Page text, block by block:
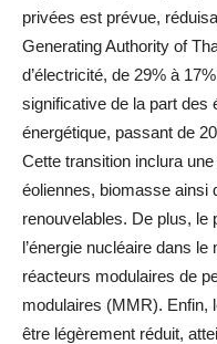
privées est prévue,
Generating Authority of
d’électricité, de 29% à
significative de la part des
énergétique, passant de
Cette transition inclura
éoliennes, biomasse ainsi
renouvelables. De plus, le
l’énergie nucléaire dans
réacteurs modulaires de
modulaires (MMR). Enfin,
être légèrement réduit,